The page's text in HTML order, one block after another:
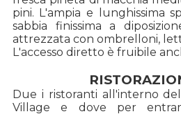
pini. L'ampia e lunghissima
sabbia finissima a
attrezzata con ombrelloni,
L'accesso diretto è fruibile
Due i ristoranti all'interno
Village e dove per